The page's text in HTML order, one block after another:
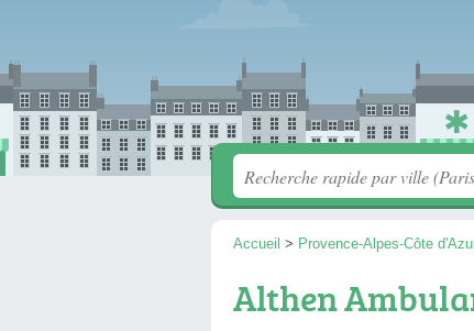
Accueil > Provence-Alpes-Côte
Althen